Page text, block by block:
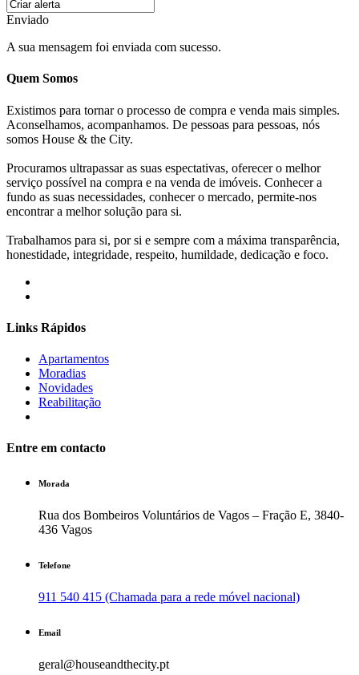
Enviado
A sua mensagem foi enviada com sucesso.
Quem Somos
Existimos para tornar o processo de compra e venda mais simples.
Aconselhamos, acompanhamos. De pessoas para pessoas, nós
somos House & the City.
Procuramos ultrapassar as suas espectativas, oferecer o melhor
serviço possível na compra e na venda de imóveis. Conhecer a
fundo as suas necessidades, conhecer o mercado, permite-nos
encontrar a melhor solução para si.
Trabalhamos para si, por si e sempre com a máxima transparência,
honestidade, integridade, respeito, humildade, dedicação e foco.
Links Rápidos
Apartamentos
Moradias
Novidades
Reabilitação
Entre em contacto
Morada
Rua dos Bombeiros Voluntários de Vagos – Fração E, 3840-
436 Vagos
Telefone
911 540 415 (Chamada para a rede móvel nacional)
Email
geral@houseandthecity.pt